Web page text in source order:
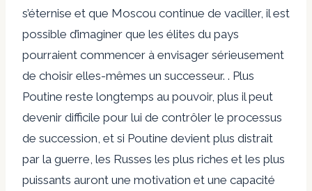
s’éternise et que Moscou continue de vaciller, il est
possible d’imaginer que les élites du pays
pourraient commencer à envisager sérieusement
de choisir elles-mêmes un successeur. . Plus
Poutine reste longtemps au pouvoir, plus il peut
devenir difficile pour lui de contrôler le processus
de succession, et si Poutine devient plus distrait
par la guerre, les Russes les plus riches et les plus
puissants auront une motivation et une capacité